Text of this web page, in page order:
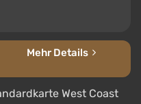
Mehr Details
West Coast